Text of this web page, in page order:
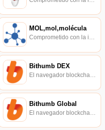
MOL,mol,molécula
Comprometido con la investigación de políticas en los campos de las nuevas finanzas, las finanzas internacionales y los mercados financieros.
Bithumb DEX
El navegador blockchain soportado oficialmente por Ethereum, consulta de transacciones en tiempo real.
Bithumb Global